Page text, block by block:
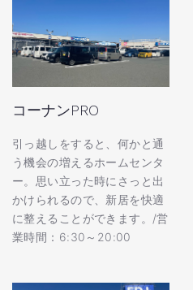
コーナンPRO
引っ越しをすると、何かと通
う機会の増えるホームセンタ
ー。思い立った時にさっと出
かけられるので、新居を快適
に整えることができます。/営
業時間：6:30～20:00